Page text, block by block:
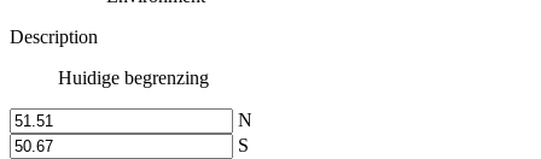
Description
Huidige begrenzing
N
S